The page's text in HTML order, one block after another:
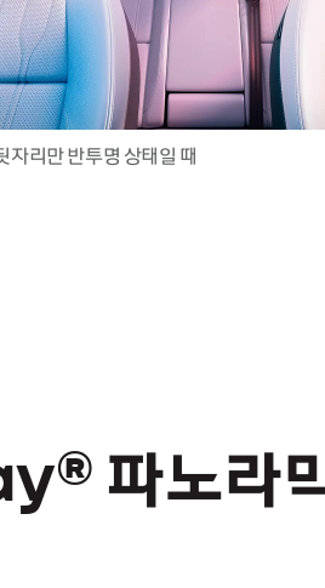
자리만 반투명 상태일 때
파노라